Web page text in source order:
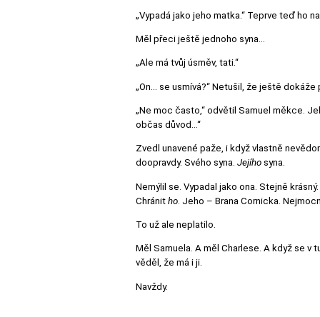
„Vypadá jako jeho matka.“ Teprve teď ho
Měl přeci ještě jednoho syna…
„Ale má tvůj úsměv, tati.“
„On… se usmívá?“ Netušil, že ještě dokáže
„Ne moc často,“ odvětil Samuel měkce.
občas důvod…“
Zvedl unavené paže, i když vlastně
doopravdy. Svého syna. Jejího syna.
Nemýlil se. Vypadal jako ona. Stejně
Chránit ho . Jeho – Brana Cornicka.
To už ale neplatilo.
Měl Samuela. A měl Charlese. A když se
věděl, že má i ji.
Navždy.